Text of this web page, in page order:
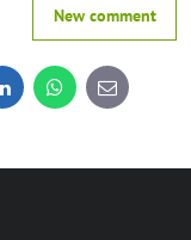
New comment
LinkedInWhatsApp
E-
mail